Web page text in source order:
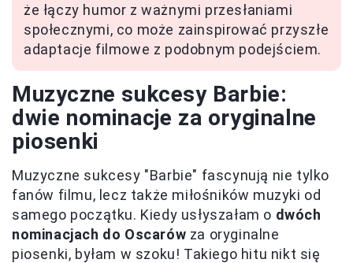
że łączy humor z ważnymi przesłaniami
społecznymi, co może zainspirować przyszłe
adaptacje filmowe z podobnym podejściem.
Muzyczne sukcesy Barbie:
dwie nominacje za oryginalne
piosenki
Muzyczne sukcesy "Barbie" fascynują nie tylko
fanów filmu, lecz także miłośników muzyki od
samego początku. Kiedy usłyszałam o dwóch
nominacjach do Oscarów za oryginalne
piosenki, byłam w szoku! Takiego hitu nikt się